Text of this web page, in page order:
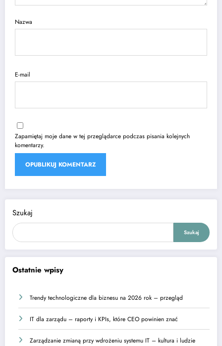
Nazwa
E-mail
Zapamiętaj moje dane w tej przeglądarce podczas pisania kolejnych
komentarzy.
Szukaj
Szukaj
Ostatnie wpisy
Trendy technologiczne dla biznesu na 2026 rok – przegląd
IT dla zarządu – raporty i KPIs, które CEO powinien znać
Zarządzanie zmianą przy wdrożeniu systemu IT – kultura i ludzie